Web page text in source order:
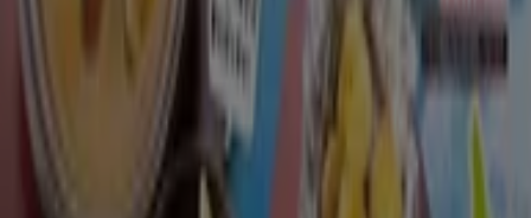
8/31 日まで有効
新潟市
かつや チラシ